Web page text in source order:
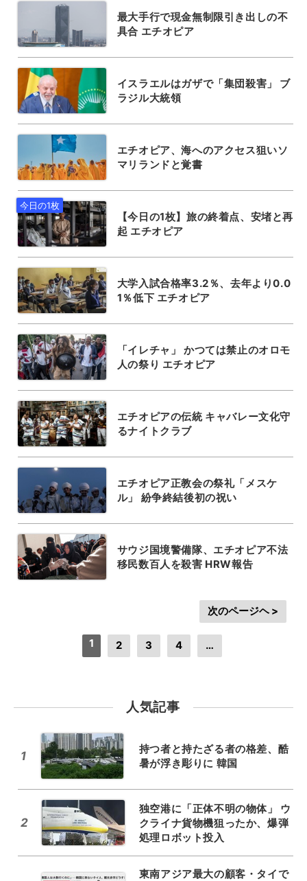
最大手行で現金無制限引き出しの不
具合 エチオピア
イスラエルはガザで「集団殺害」 ブ
ラジル大統領
エチオピア、海へのアクセス狙いソ
マリランドと覚書
【今日の1枚】旅の終着点、安堵と再
起 エチオピア
大学入試合格率3.2％、去年より0.0
1％低下 エチオピア
「イレチャ」 かつては禁止のオロモ
人の祭り エチオピア
エチオピアの伝統 キャバレー文化守
るナイトクラブ
エチオピア正教会の祭礼「メスケ
ル」 紛争終結後初の祝い
サウジ国境警備隊、エチオピア不法
移民数百人を殺害 HRW報告
1 2 3 4 …
次のページヘ >
人気記事
1
持つ者と持たざる者の格差、酷
暑が浮き彫りに 韓国
2
独空港に「正体不明の物体」 ウ
クライナ貨物機狙ったか、爆弾
処理ロボット投入
東南アジア最大の顧客・タイで